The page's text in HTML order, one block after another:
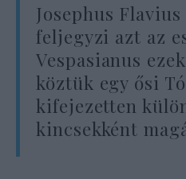
Josephus
feljegyzi azt az
Vespasianus
köztük egy ősi
kifejezetten
kincsekként